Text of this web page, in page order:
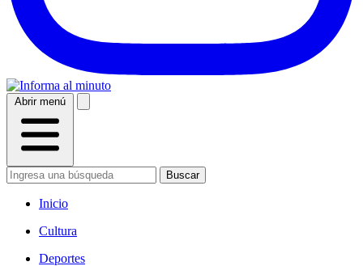
Abrir menú
Buscar
Inicio
Cultura
Deportes